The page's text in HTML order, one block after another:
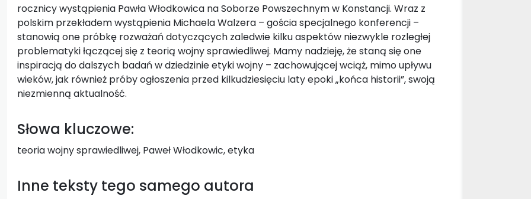
rocznicy wystąpienia Pawła Włodkowica na Soborze Powszechnym w Konstancji. Wraz z
polskim przekładem wystąpienia Michaela Walzera – gościa specjalnego konferencji –
stanowią one próbkę rozważań dotyczących zaledwie kilku aspektów niezwykle rozległej
problematyki łączącej się z teorią wojny sprawiedliwej. Mamy nadzieję, że staną się one
inspiracją do dalszych badań w dziedzinie etyki wojny – zachowującej wciąż, mimo upływu
wieków, jak również próby ogłoszenia przed kilkudziesięciu laty epoki „końca historii”, swoją
niezmienną aktualność.
Słowa kluczowe:
teoria wojny sprawiedliwej, Paweł Włodkowic, etyka
Inne teksty tego samego autora